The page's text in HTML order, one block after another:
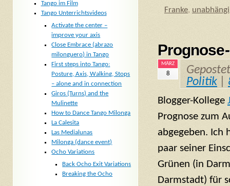
Franke,
MÄRZ
8
Politik
Blogger-Kollege
Prognose zum
abgegeben. Ich
paar seiner
Grünen (in
Darmstadt) für
Tango im Film
Tango Unterrichtsvideos
Activate the center –
improve your axis
Close Embrace (abrazo
milonguero) in Tango
First steps into Tango:
Posture, Axis, Walking, Stops
– alone and in connection
Giros (Turns) and the
Mulinette
How to Dance Tango Milonga
La Calesita
Las Medialunas
Milonga (dance event)
Ocho Variations
Back Ocho Exit Variations
Breaking the Ocho